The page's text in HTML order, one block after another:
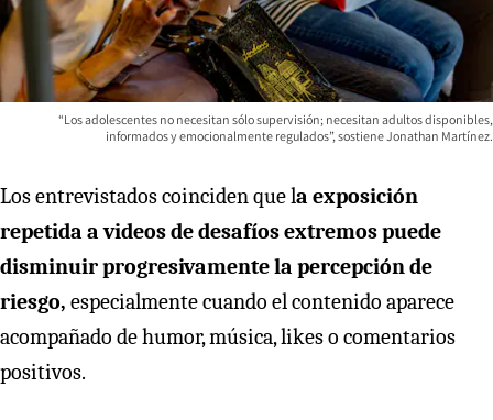
“Los adolescentes no necesitan sólo supervisión; necesitan adultos disponibles,
informados y emocionalmente regulados”, sostiene Jonathan Martínez.
Los entrevistados coinciden que la exposición
repetida a videos de desafíos extremos puede
disminuir progresivamente la percepción de
riesgo, especialmente cuando el contenido aparece
acompañado de humor, música, likes o comentarios
positivos.